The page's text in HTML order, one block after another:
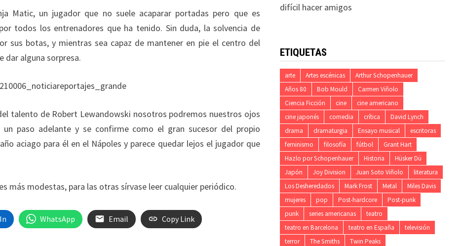
Matic, un jugador que no suele acaparar portadas pero que es
todos los entrenadores que ha tenido. Sin duda, la solvencia de
sus botas, y mientras sea capaz de mantener en pie el centro del
dar alguna sorpresa.
talento de Robert Lewandowski nosotros podremos nuestros ojos
paso adelante y se confirme como el gran sucesor del propio
aciago para él en el Nápoles y parece quedar lejos el jugador que
más modestas, para las otras sírvase leer cualquier periódico.
WhatsApp Email Copy Link
difícil hacer amigos
ETIQUETAS
arte Artes escénicas
Arthur Schopenhauer
Años 80
Bob Mould
Carmen Viñolo
Ciencia Ficción
cine
cine americano
cine japonés
comedia crítica
David Lynch
drama
dramaturgia Ensayo musical
escritoras
feminismo
filosofía fútbol
Grant Hart
Hazlo por Schopenhauer
Historia
Hüsker Dü
Japón
Joy Division Juan Soto Viñolo
literatura
Los Desheredados
Mark Frost Metal
Miles Davis
mujeres
pop Post-hardcore
Post-punk
punk
series americanas
teatro
teatro en Barcelona
teatro en España
televisión
terror
The Smiths Twin Peaks